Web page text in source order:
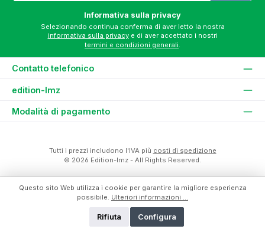
*
Informativa sulla privacy
informativa sulla privacy
termini e condizioni generali.
Contatto telefonico
edition-lmz
Modalità di pagamento
Tutti i prezzi includono l'IVA più costi di spedizione
© 2026 Edition-lmz - All Rights Reserved.
Questo sito Web utilizza i cookie per garantire la migliore esperienza
possibile. Ulteriori informazioni ...
Rifiuta Configura